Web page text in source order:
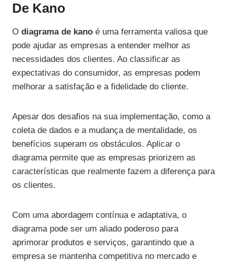
De Kano
O diagrama de kano é uma ferramenta valiosa que
pode ajudar as empresas a entender melhor as
necessidades dos clientes. Ao classificar as
expectativas do consumidor, as empresas podem
melhorar a satisfação e a fidelidade do cliente.
Apesar dos desafios na sua implementação, como a
coleta de dados e a mudança de mentalidade, os
benefícios superam os obstáculos. Aplicar o
diagrama permite que as empresas priorizem as
características que realmente fazem a diferença para
os clientes.
Com uma abordagem contínua e adaptativa, o
diagrama pode ser um aliado poderoso para
aprimorar produtos e serviços, garantindo que a
empresa se mantenha competitiva no mercado e